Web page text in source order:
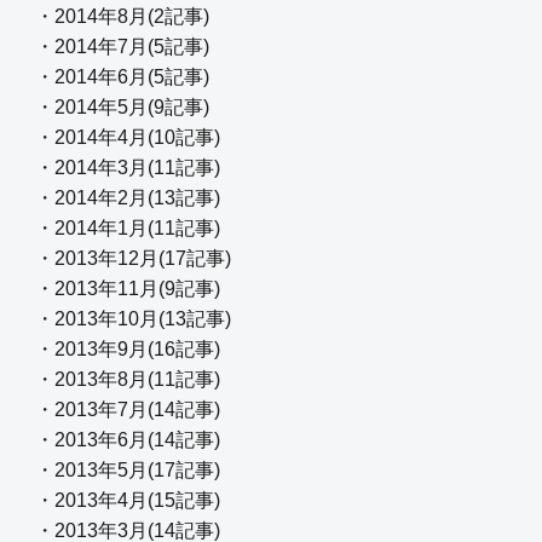
・2014年8月(2記事)
・2014年7月(5記事)
・2014年6月(5記事)
・2014年5月(9記事)
・2014年4月(10記事)
・2014年3月(11記事)
・2014年2月(13記事)
・2014年1月(11記事)
・2013年12月(17記事)
・2013年11月(9記事)
・2013年10月(13記事)
・2013年9月(16記事)
・2013年8月(11記事)
・2013年7月(14記事)
・2013年6月(14記事)
・2013年5月(17記事)
・2013年4月(15記事)
・2013年3月(14記事)